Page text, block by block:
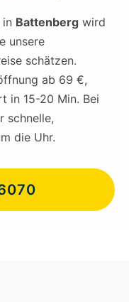
Battenberg wird
unsere
schätzen.
ab 69 €,
in 15-20 Min. Bei
schnelle,
die Uhr.